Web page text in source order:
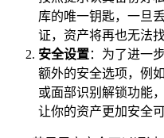
库的唯一钥匙，一旦
证，资产将再也无法找
安全设置：为了进一
额外的安全选项，例
或面部识别解锁功能
让你的资产更加安全可